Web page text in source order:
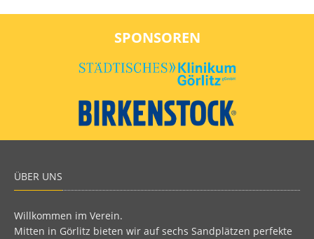
SPONSOREN
ÜBER UNS
Willkommen im Verein.
Mitten in Görlitz bieten wir auf sechs Sandplätzen perfekte